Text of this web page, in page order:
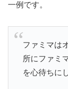
一例です。
ファミマは
所にファミ
を心待ちに